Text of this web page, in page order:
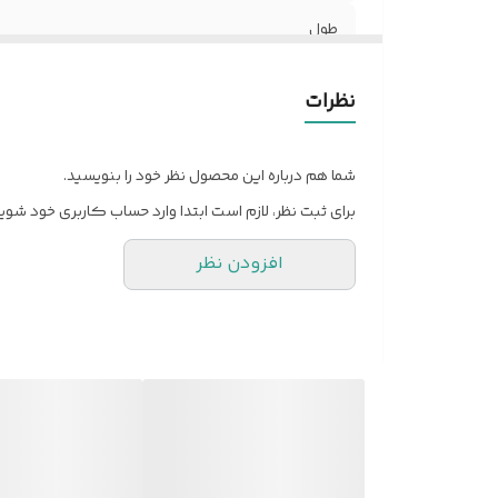
طول
نظرات
شما هم درباره این محصول نظر خود را بنویسید.
برای ثبت نظر، لازم است ابتدا وارد حساب کاربری خود
افزودن نظر